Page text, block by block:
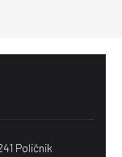
Poličnik